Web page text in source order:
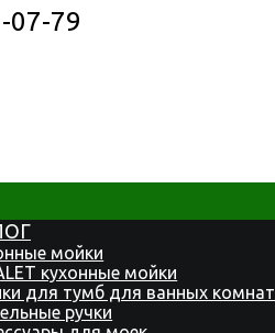
07-79
мойки
кухонные мойки
для тумб для ванных комнат
ручки